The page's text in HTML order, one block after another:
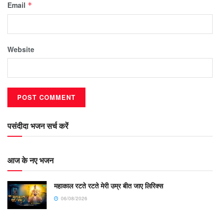
Email *
Website
पसंदीदा भजन सर्च करें
आज के नए भजन
महाकाल रटते रटते मेरी उम्र बीत जाए लिरिक्स
06/08/2026